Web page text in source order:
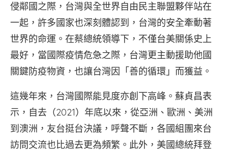
侵鄰國之際，台灣與全世界自由民主聯盟夥伴站在
一起，許多國家也深刻體認到，台灣的安全牽動著
世界的命運。在蔡總統領導下，不僅台美關係史上
最好，當國際疫情危急之際，台灣更主動援助他國
關鍵防疫物資，也讓台灣因「善的循環」而獲益。
這幾年來，台灣國際能見度亦創下高峰。蘇貞昌表
示，自去（2021）年底以來，從亞洲、歐洲、美洲
到澳洲，友台挺台決議，呼聲不斷，各國組團來台
訪問交流也比過去更為頻繁。此外，美國總統拜登